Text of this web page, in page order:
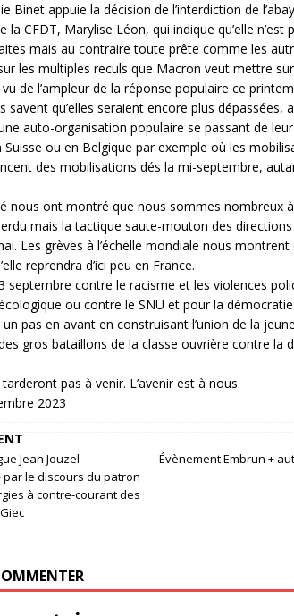
Binet appuie la décision de l’interdiction de
la CFDT, Marylise Léon, qui indique qu’elle
mais au contraire toute prête comme les
les multiples reculs que Macron veut mettre sur
de l’ampleur de la réponse populaire ce
savent qu’elles seraient encore plus dépassées,
auto-organisation populaire se passant de
Suisse ou en Belgique par exemple où les
des mobilisations dés la mi-septembre,
nous ont montré que nous sommes nombreux
mais la tactique saute-mouton des
Les grèves à l’échelle mondiale nous
reprendra d’ici peu en France.
septembre contre le racisme et les violences
ou contre le SNU et pour la
pas en avant en construisant l’union de la
gros bataillons de la classe ouvrière contre la
pas à venir. L’avenir est à nous.
2023
Jean Jouzel
par le discours du patron
à contre-courant des
Évènement Embrun +